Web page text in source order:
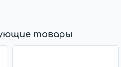
товары